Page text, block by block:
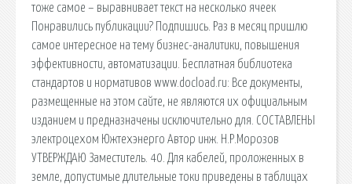
тоже самое – выравнивает текст на несколько ячеек
Понравились публикации? Подпишись. Раз в месяц пришлю
самое интересное на тему бизнес-аналитики, повышения
эффективности, автоматизации. Бесплатная библиотека
стандартов и нормативов www.docload.ru: Все документы,
размещенные на этом сайте, не являются их официальным
изданием и предназначены исключительно для. СОСТАВЛЕНЫ
электроцехом Южтехэнерго Автор инж. Н.Р.Морозов
УТВЕРЖДАЮ Заместитель. 40. Для кабелей, проложенных в
земле, допустимые длительные токи приведены в таблицах